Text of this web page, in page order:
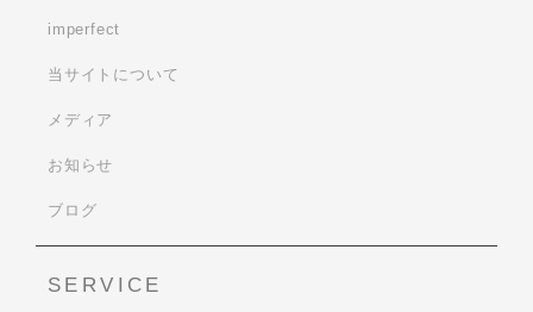
imperfect
当サイトについて
メディア
お知らせ
ブログ
SERVICE